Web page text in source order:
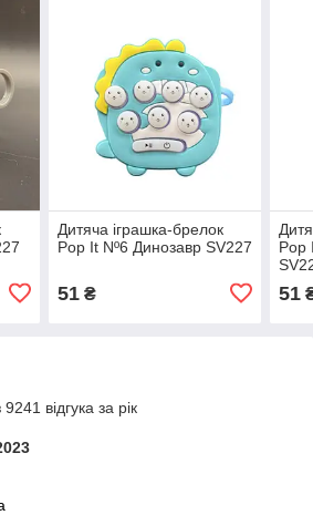
Дитяча іграшка-брелок
Pop It Nº6 Динозавр SV227
51₴
Pop
51
відгука за рік